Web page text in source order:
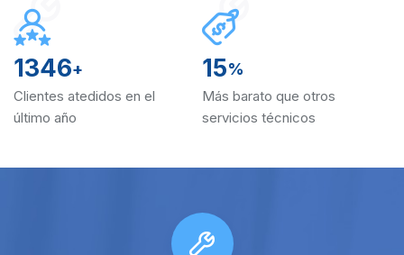
1346+
Clientes atedidos en el
último año
15%
Más barato que otros
servicios técnicos